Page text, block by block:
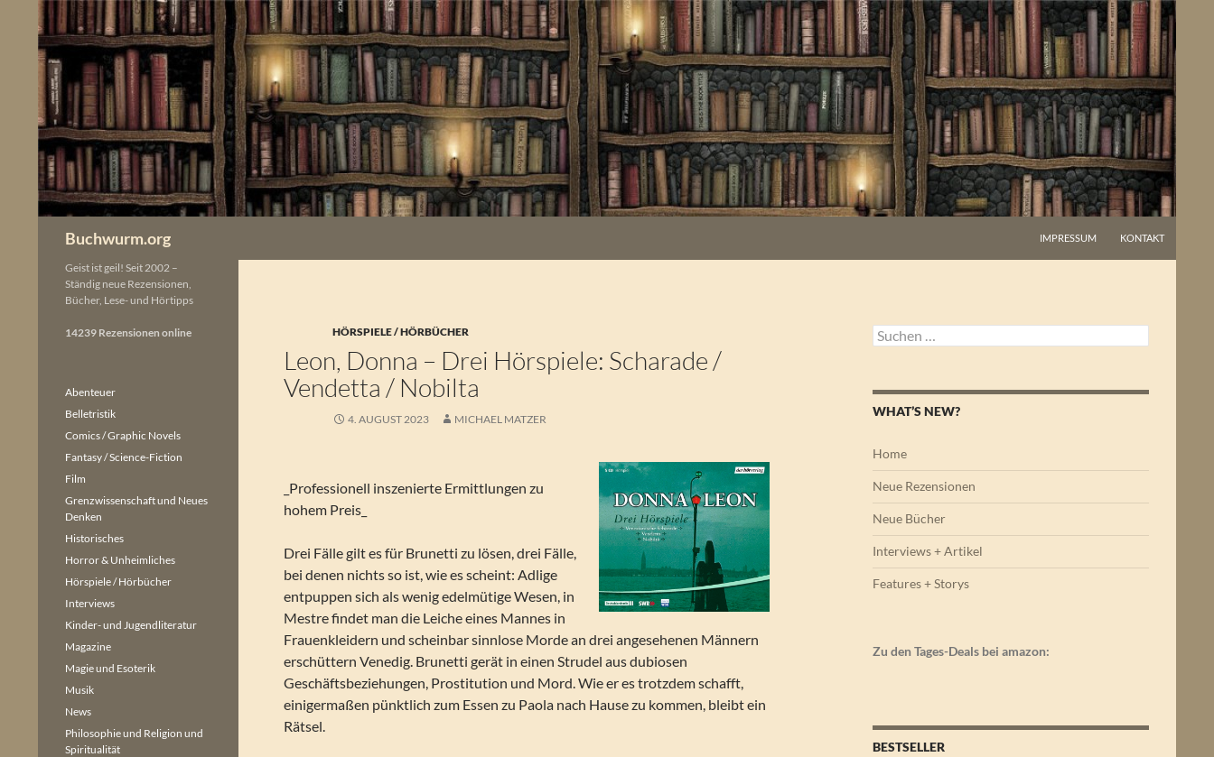
springen
Buchwurm.org IMPRESSUM KONTAKT
HÖRSPIELE / HÖRBÜCHER
Leon, Donna – Drei Hörspiele: Scharade /
Vendetta / Nobilta
4. AUGUST 2023 MICHAEL MATZER
_Professionell inszenierte Ermittlungen zu
hohem Preis_
Drei Fälle gilt es für Brunetti zu lösen, drei Fälle,
bei denen nichts so ist, wie es scheint: Adlige
entpuppen sich als wenig edelmütige Wesen, in
Mestre findet man die Leiche eines Mannes in
Frauenkleidern und scheinbar sinnlose Morde an drei angesehenen Männern
erschüttern Venedig. Brunetti gerät in einen Strudel aus dubiosen
Geschäftsbeziehungen, Prostitution und Mord. Wie er es trotzdem schafft,
einigermaßen pünktlich zum Essen zu Paola nach Hause zu kommen, bleibt ein
Rätsel.
Suchen
nach:
WHAT’S NEW?
Home
Neue Rezensionen
Neue Bücher
Interviews + Artikel
Features + Storys
Zu den Tages-Deals bei amazon:
BESTSELLER
Geist ist geil! Seit 2002 –
Ständig neue Rezensionen,
Bücher, Lese- und Hörtipps
14239 Rezensionen online
Abenteuer
Belletristik
Comics / Graphic Novels
Fantasy / Science-Fiction
Film
Grenzwissenschaft und Neues
Denken
Historisches
Horror & Unheimliches
Hörspiele / Hörbücher
Interviews
Kinder- und Jugendliteratur
Magazine
Magie und Esoterik
Musik
News
Philosophie und Religion und
Spiritualität